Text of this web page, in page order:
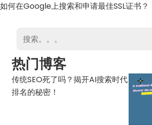
如何在Google上搜索和申请最佳SSL证书？
热门博客
传统SEO死了吗？揭开AI搜索时代
排名的秘密！